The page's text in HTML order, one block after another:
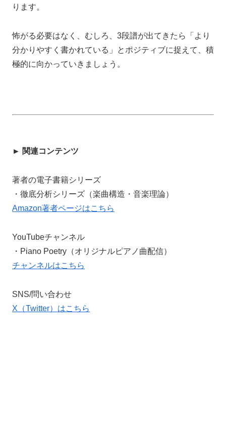
ります。
怖がる必要はなく、むしろ、3段譜が出てきたら「より
分かりやすく書かれている」とポジティブに捉えて、積
極的に向かっていきましょう。
► 関連コンテンツ
著者の電子書籍シリーズ
・徹底分析シリーズ（楽曲構造・音楽理論）
Amazon著者ページはこちら
YouTubeチャンネル
・Piano Poetry（オリジナルピアノ曲配信）
チャンネルはこちら
SNS/問い合わせ
X（Twitter）はこちら